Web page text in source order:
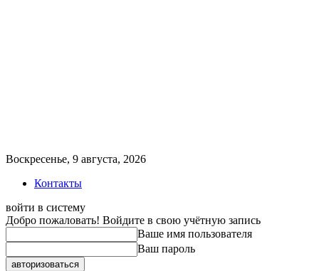
Воскресенье, 9 августа, 2026
Контакты
войти в систему
Добро пожаловать! Войдите в свою учётную запись
Ваше имя пользователя
Ваш пароль